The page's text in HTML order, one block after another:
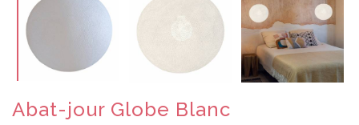
Abat-jour Globe Blanc